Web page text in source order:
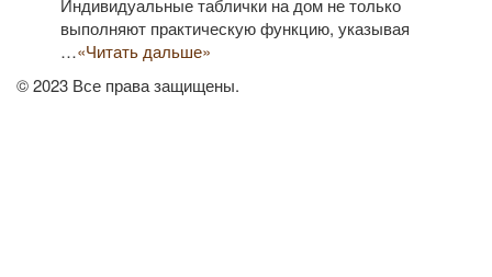
Индивидуальные таблички на дом не только
выполняют практическую функцию, указывая
…«Читать дальше»
© 2023 Все права защищены.